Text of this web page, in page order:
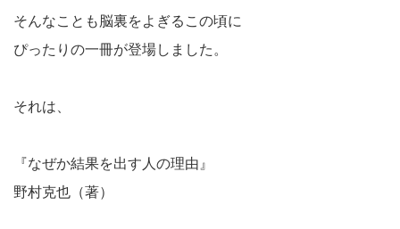
そんなことも脳裏をよぎるこの頃に
ぴったりの一冊が登場しました。
それは、
『なぜか結果を出す人の理由』
野村克也（著）